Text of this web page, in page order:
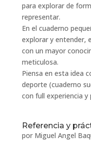
para explorar de
representar.
En el cuaderno
explorar y entender,
con un mayor
meticulosa.
Piensa en esta idea
deporte (cuaderno
con full experiencia
Referencia y
por Miguel Angel